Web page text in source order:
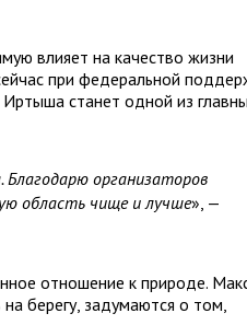
влияет на качество жизни
при федеральной
Иртыша станет одной из
Благодарю организаторов
область чище и лучше», —
отношение к природе.
берегу, задумаются о том,